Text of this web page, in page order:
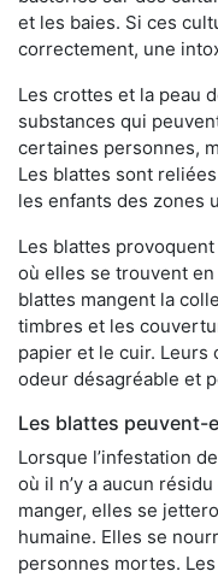
et les baies. Si ces
correctement, une
Les crottes et la peau
substances qui
certaines personnes,
Les blattes sont
les enfants des zones
Les blattes
où elles se trouvent
blattes mangent la
timbres et les
papier et le cuir. Leurs
odeur désagréable et
Les blattes peuvent-
Lorsque l’infestation
où il n’y a aucun
manger, elles se
humaine. Elles se
personnes mortes.